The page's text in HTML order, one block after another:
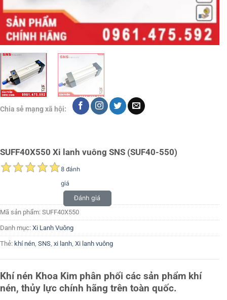
Chia sẻ mạng xã hội:
SUFF40X550 Xi lanh vuông SNS (SUF40-550)
8 đánh
giá
Đánh giá
Mã sản phẩm: SUFF40X550
Danh mục: Xi Lanh Vuông
Thẻ: khí nén, SNS, xi lanh, Xi lanh vuông
Khí nén Khoa Kim phân phối các sản phẩm khí
nén, thủy lực chính hãng trên toàn quốc.